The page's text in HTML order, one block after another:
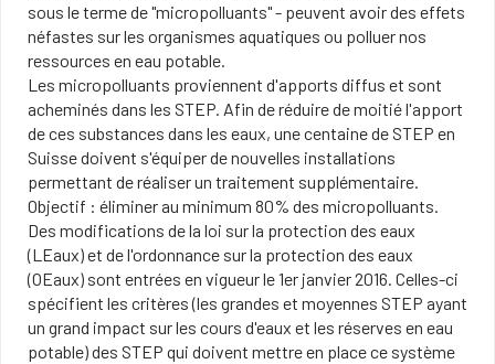
sous le terme de "micropolluants" - peuvent avoir des effets
néfastes sur les organismes aquatiques ou polluer nos
ressources en eau potable.
Les micropolluants proviennent d'apports diffus et sont
acheminés dans les STEP. Afin de réduire de moitié l'apport
de ces substances dans les eaux, une centaine de STEP en
Suisse doivent s'équiper de nouvelles installations
permettant de réaliser un traitement supplémentaire.
Objectif : éliminer au minimum 80% des micropolluants.
Des modifications de la loi sur la protection des eaux
(LEaux) et de l'ordonnance sur la protection des eaux
(OEaux) sont entrées en vigueur le 1er janvier 2016. Celles-ci
spécifient les critères (les grandes et moyennes STEP ayant
un grand impact sur les cours d'eaux et les réserves en eau
potable) des STEP qui doivent mettre en place ce système